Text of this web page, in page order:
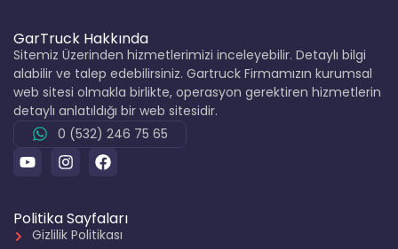
GarTruck Hakkında
Sitemiz Üzerinden hizmetlerimizi inceleyebilir. Detaylı bilgi
alabilir ve talep edebilirsiniz. Gartruck Firmamızın kurumsal
web sitesi olmakla birlikte, operasyon gerektiren hizmetlerin
detaylı anlatıldığı bir web sitesidir.
0 (532) 246 75 65
Politika Sayfaları
Gizlilik Politikası